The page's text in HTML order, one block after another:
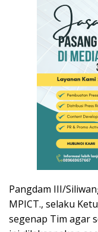
Pangdam III/
MPICT., selaku
segenap Tim agar